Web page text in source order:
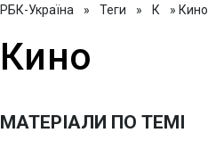
РБК-Україна » Теги » К » Кино
Кино
МАТЕРІАЛИ ПО ТЕМІ